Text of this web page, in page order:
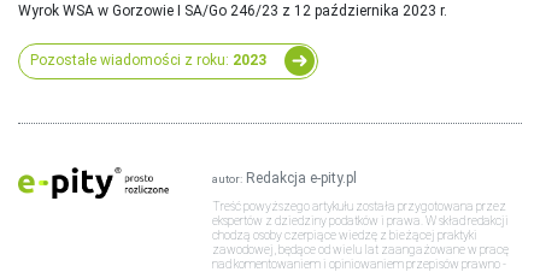
Wyrok WSA w Gorzowie I SA/Go 246/23 z 12 października 2023 r.
Pozostałe wiadomości z roku: 2023
autor: Redakcja e-pity.pl
Treść powyższego artykułu została przygotowana przez
ekspertów z dziedziny podatków i prawa. W skład redakcji
chodzą osoby czerpiące wiedzę z bieżącej praktyki
zawodowej, będące od wielu lat zaangażowane w pracę
nad komentowaniem i opiniowaniem przepisów prawno -